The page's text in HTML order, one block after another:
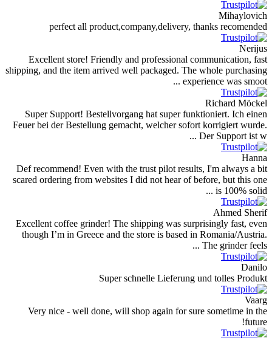
Mihaylovich
perfect all product,company,delivery, thanks recomended
Nerijus
Excellent store! Friendly and professional communication, fast
shipping, and the item arrived well packaged. The whole purchasing
experience was smoot ...
Richard Möckel
Super Support! Bestellvorgang hat super funktioniert. Ich einen
Feuer bei der Bestellung gemacht, welcher sofort korrigiert wurde.
Der Support ist w ...
Hanna
Def recommend! Even with the trust pilot results, I'm always a bit
scared ordering from websites I did not hear of before, but this one
is 100% solid ...
Ahmed Sherif
Excellent coffee grinder! The shipping was surprisingly fast, even
though I’m in Greece and the store is based in Romania/Austria.
The grinder feels ...
Danilo
Super schnelle Lieferung und tolles Produkt
Vaarg
Very nice - well done, will shop again for sure sometime in the
future!